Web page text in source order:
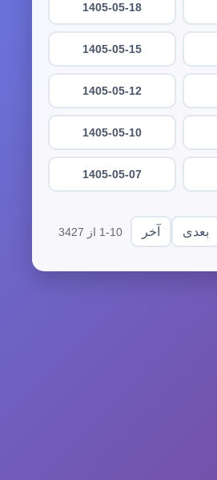
1405-05-18
1405-05-15
1405-05-12
1405-05-10
1405-05-07
بعدی آخر 1-10 از 3427